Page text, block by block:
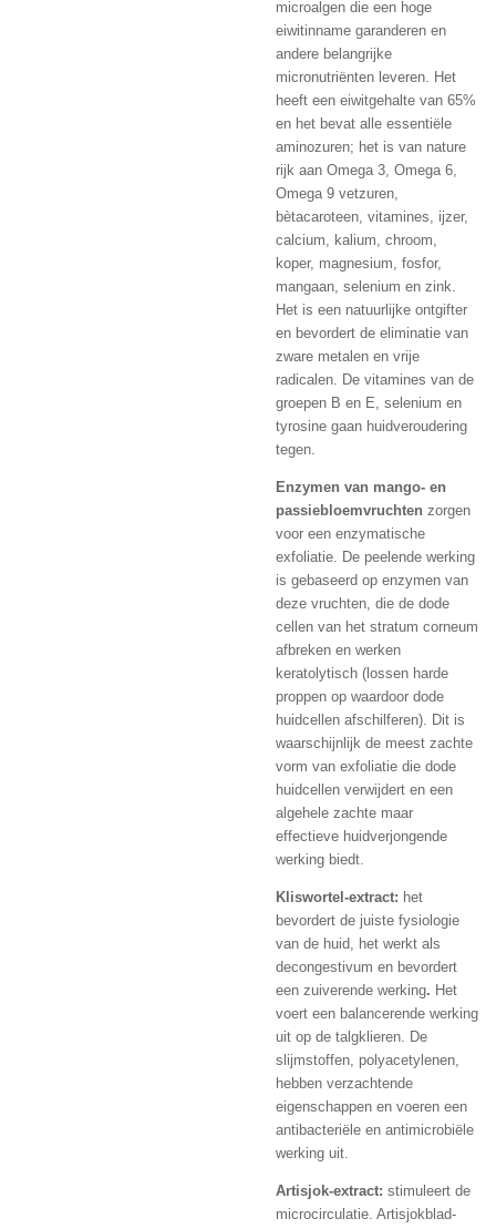
microalgen die een hoge
eiwitinname garanderen en
andere belangrijke
micronutriënten leveren. Het
heeft een eiwitgehalte van 65%
en het bevat alle essentiële
aminozuren; het is van nature
rijk aan Omega 3, Omega 6,
Omega 9 vetzuren,
bètacaroteen, vitamines, ijzer,
calcium, kalium, chroom,
koper, magnesium, fosfor,
mangaan, selenium en zink.
Het is een natuurlijke ontgifter
en bevordert de eliminatie van
zware metalen en vrije
radicalen. De vitamines van de
groepen B en E, selenium en
tyrosine gaan huidveroudering
tegen.
Enzymen van mango- en
passiebloemvruchten zorgen
voor een enzymatische
exfoliatie. De peelende werking
is gebaseerd op enzymen van
deze vruchten, die de dode
cellen van het stratum corneum
afbreken en werken
keratolytisch (lossen harde
proppen op waardoor dode
huidcellen afschilferen). Dit is
waarschijnlijk de meest zachte
vorm van exfoliatie die dode
huidcellen verwijdert en een
algehele zachte maar
effectieve huidverjongende
werking biedt.
Kliswortel-extract: het
bevordert de juiste fysiologie
van de huid, het werkt als
decongestivum en bevordert
een zuiverende werking. Het
voert een balancerende werking
uit op de talgklieren. De
slijmstoffen, polyacetylenen,
hebben verzachtende
eigenschappen en voeren een
antibacteriële en antimicrobiële
werking uit.
Artisjok-extract: stimuleert de
microcirculatie. Artisjokblad-